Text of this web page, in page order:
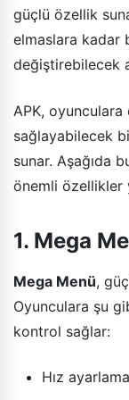
güçlü özellik
elmaslara kadar
değiştirebilecek
APK, oyunculara
sağlayabilecek
sunar. Aşağıda
önemli özellikler
1. Mega
Mega Menü,
Oyunculara şu
kontrol sağlar:
Hız